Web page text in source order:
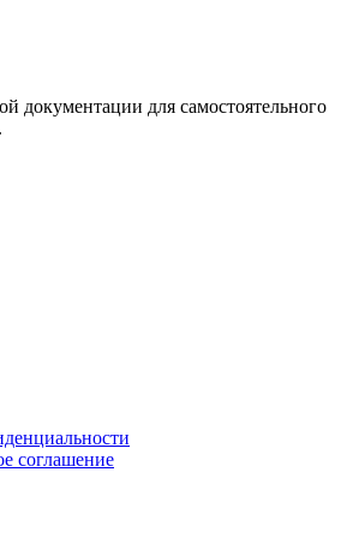
документации для самостоятельного
соглашение